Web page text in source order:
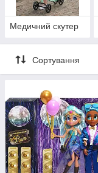
Медичний скутер
Сортування